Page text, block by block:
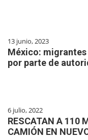
13 junio, 2023
México:
por parte de
6 julio, 2022
RESCATAN A 110
CAMIÓN EN